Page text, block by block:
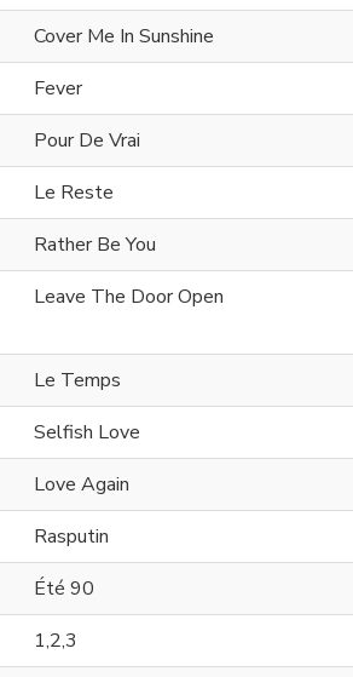
Cover Me In Sunshine
Fever
Pour De Vrai
Le Reste
Rather Be You
Leave The Door Open
Le Temps
Selfish Love
Love Again
Rasputin
Été 90
1,2,3